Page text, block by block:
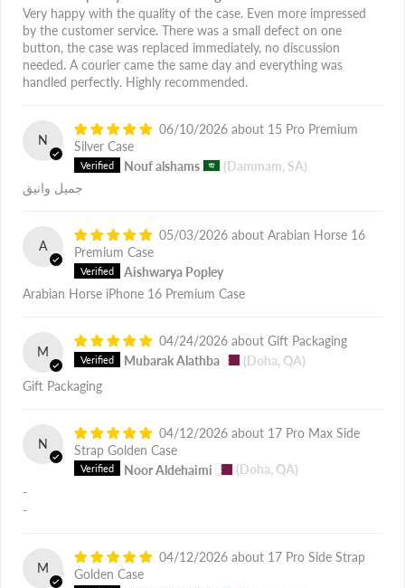
Very happy with the quality of the case. Even more impressed
by the customer service. There was a small defect on one
button, the case was replaced immediately, no discussion
needed. A courier came the same day and everything was
handled perfectly. Highly recommended.
N
06/10/2026
15 Pro Premium
Silver Case
Nouf alshams
(Dammam, SA)
جميل وانيق
A
05/03/2026
Arabian Horse 16
Premium Case
Aishwarya Popley
Arabian Horse iPhone 16 Premium Case
M
04/24/2026
Gift Packaging
Mubarak Alathba
(Doha, QA)
Gift Packaging
N
04/12/2026
17 Pro Max Side
Strap Golden Case
Noor Aldehaimi
(Doha, QA)
-
-
M
04/12/2026
17 Pro Side Strap
Golden Case